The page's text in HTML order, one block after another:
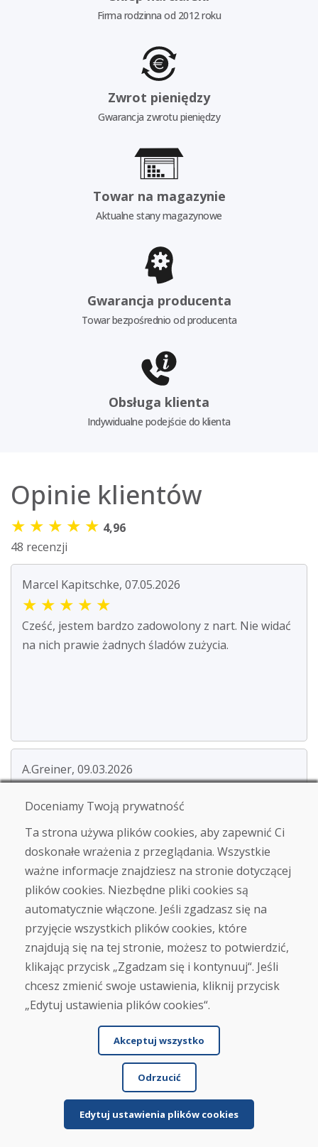
Firma rodzinna od 2012 roku
Zwrot pieniędzy
Gwarancja zwrotu pieniędzy
Towar na magazynie
Aktualne stany magazynowe
Gwarancja producenta
Towar bezpośrednio od producenta
Obsługa klienta
Indywidualne podejście do klienta
Opinie klientów
★ ★ ★ ★ ★ 4,96
48 recenzji
Marcel Kapitschke, 07.05.2026
★ ★ ★ ★ ★
Cześć, jestem bardzo zadowolony z nart. Nie widać
na nich prawie żadnych śladów zużycia.
A.Greiner, 09.03.2026
★★★★★
Używane narty dotarły dobrze zapakowane w ciągu
5 dni. Zamówiłem je w weekend. Wszystko jest
supe...
Czytaj więcej ...
Beky, 06.02.2026
★★★★★
Zamówienie dotarło szybko, wszystko było
starannie zapakowane, a towar jest w świetnym
Doceniamy Twoją prywatność
Ta strona używa plików cookies, aby zapewnić Ci
doskonałe wrażenia z przeglądania. Wszystkie
ważne informacje znajdziesz na stronie dotyczącej
plików cookies. Niezbędne pliki cookies są
automatycznie włączone. Jeśli zgadzasz się na
przyjęcie wszystkich plików cookies, które
znajdują się na tej stronie, możesz to potwierdzić,
klikając przycisk „Zgadzam się i kontynuuj“. Jeśli
chcesz zmienić swoje ustawienia, kliknij przycisk
„Edytuj ustawienia plików cookies“.
Akceptuj wszystko
Odrzucić
Edytuj ustawienia plików cookies